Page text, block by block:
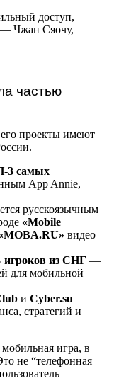
доступ,
— Чжан Сяочу,
частью
проекты имеют
3 самых
App Annie,
русскоязычным
«Mobile
видео
игроков из СНГ —
для мобильной
и Cyber.su
стратегий и
игра, в
не “телефонная